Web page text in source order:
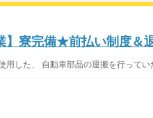
】寮完備★前払い制度＆
用した、 自動車部品の運搬を行ってい